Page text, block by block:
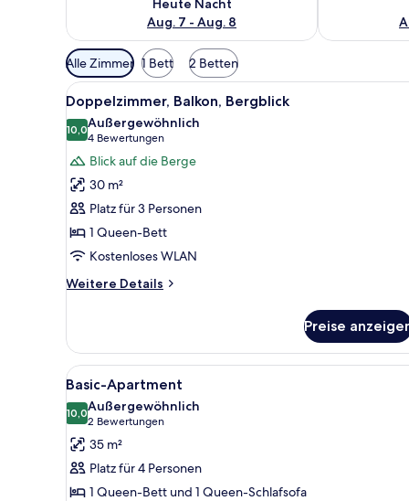
Heute Nacht
Aug. 7 - Aug. 8
Verfügbare
Filter
für
Zimmer
Alle Zimmer 1 Bett 2 Betten
Alle
Fotos
für
Doppelzimmer,
Balkon,
Bergblick
anzeigen
Ein Hotelzimmer mit Bett,
29
Doppelzimmer, Balkon, Bergblick
10,010,0 von 10
Außergewöhnlich
4 Bewertungen
(4
Bewertungen)
Blick auf die Berge
30 m²
Platz für 3 Personen
1 Queen-Bett
Kostenloses WLAN
Weitere Details
Weitere
Balkon,
Bergblick
Preise
Alle
Fotos
für
Basic-
Apartment
anzeigen
Ein Schlafzimmer mit einem
9
Basic-Apartment
10,010,0 von 10
Außergewöhnlich
2 Bewertungen
(2
Bewertungen)
35 m²
Platz für 4 Personen
1 Queen-Bett und 1 Queen-Schlafsofa